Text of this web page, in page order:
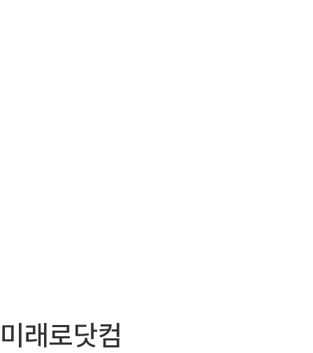
텐
미래로닷컴